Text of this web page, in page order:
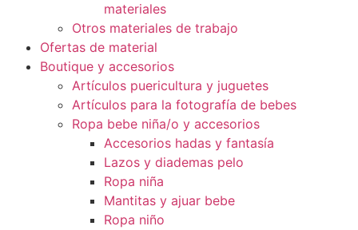
materiales
Otros materiales de trabajo
Ofertas de material
Boutique y accesorios
Artículos puericultura y juguetes
Artículos para la fotografía de bebes
Ropa bebe niña/o y accesorios
Accesorios hadas y fantasía
Lazos y diademas pelo
Ropa niña
Mantitas y ajuar bebe
Ropa niño